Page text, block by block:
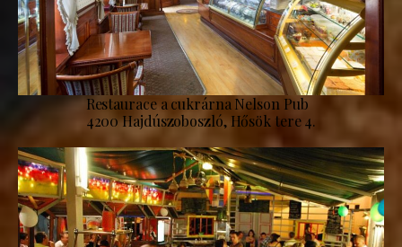
Restaurace a cukrárna Nelson Pub
4200 Hajdúszoboszló, Hősök tere 4.